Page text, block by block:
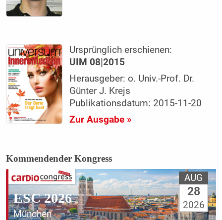
Ursprünglich erschienen:
UIM 08|2015
Herausgeber: o. Univ.-Prof. Dr.
Günter J. Krejs
Publikationsdatum: 2015-11-20
Zur Ausgabe »
Kommendender Kongress
ESC 2026
München
AUG
28
2026